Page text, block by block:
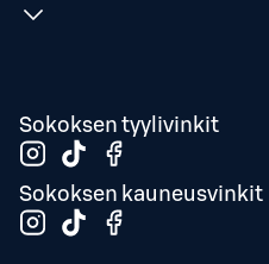
Sokoksen tyylivinkit
Sokoksen kauneusvinkit